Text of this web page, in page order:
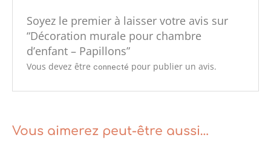
Soyez le premier à laisser votre avis sur
“Décoration murale pour chambre
d’enfant – Papillons”
Vous devez être connecté pour publier un avis.
Vous aimerez peut-être aussi…